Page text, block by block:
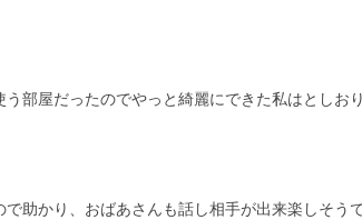
部屋だったのでやっと綺麗にできた私はとしお
助かり、おばあさんも話し相手が出来楽しそう